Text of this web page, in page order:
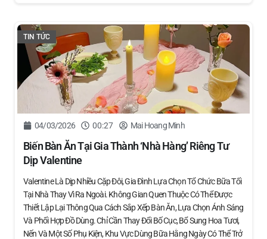
TIN TỨC
04/03/2026 00:27 Mai Hoang Minh
Biến Bàn Ăn Tại Gia Thành ‘nhà Hàng’ Riêng Tư
Dịp Valentine
Valentine Là Dịp Nhiều Cặp Đôi, Gia Đình Lựa Chọn Tổ Chức Bữa Tối
Tại Nhà Thay Vì Ra Ngoài. Không Gian Quen Thuộc Có Thể Được
Thiết Lập Lại Thông Qua Cách Sắp Xếp Bàn Ăn, Lựa Chọn Ánh Sáng
Và Phối Hợp Đồ Dùng. Chỉ Cần Thay Đổi Bố Cục, Bổ Sung Hoa Tươi,
Nến Và Một Số Phụ Kiện, Khu Vực Dùng Bữa Hằng Ngày Có Thể Trở